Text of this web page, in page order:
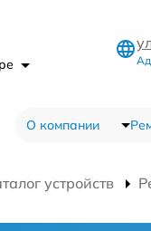
О компании
устройств